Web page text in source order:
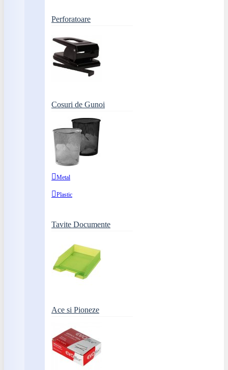
Perforatoare
Cosuri de Gunoi
Metal
Plastic
Tavite Documente
Ace si Pioneze